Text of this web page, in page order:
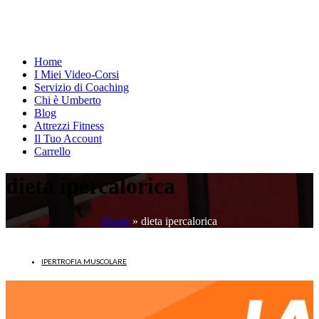
Home
I Miei Video-Corsi
Servizio di Coaching
Chi è Umberto
Blog
Attrezzi Fitness
Il Tuo Account
Carrello
dieta ipercalorica
Home » dieta ipercalorica
IPERTROFIA MUSCOLARE